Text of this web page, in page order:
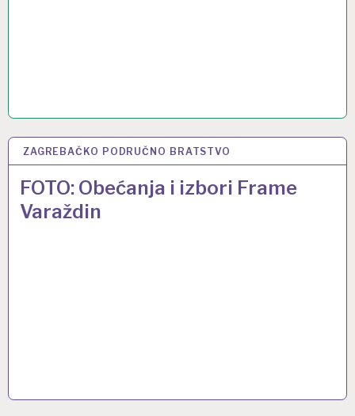
ZAGREBAČKO PODRUČNO BRATSTVO
FOTO: Obećanja i izbori Frame
Varaždin
30 LIS 2015